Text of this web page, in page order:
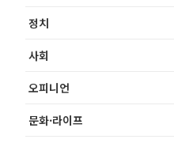
정치
사회
오피니언
문화·라이프